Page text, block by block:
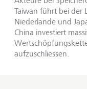
Taiwan führt bei der
Niederlande und
China investiert
aufzuschliessen.